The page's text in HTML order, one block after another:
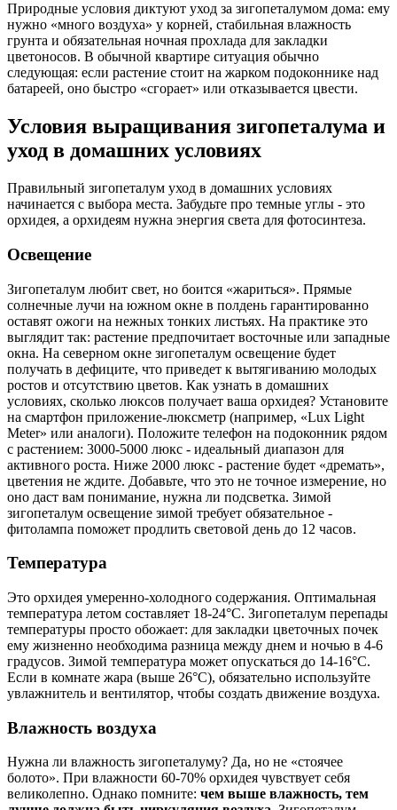
Природные условия диктуют уход за зигопеталумом дома: ему
нужно «много воздуха» у корней, стабильная влажность
грунта и обязательная ночная прохлада для закладки
цветоносов. В обычной квартире ситуация обычно
следующая: если растение стоит на жарком подоконнике над
батареей, оно быстро «сгорает» или отказывается цвести.
Условия выращивания зигопеталума и
уход в домашних условиях
Правильный зигопеталум уход в домашних условиях
начинается с выбора места. Забудьте про темные углы - это
орхидея, а орхидеям нужна энергия света для фотосинтеза.
Освещение
Зигопеталум любит свет, но боится «жариться». Прямые
солнечные лучи на южном окне в полдень гарантированно
оставят ожоги на нежных тонких листьях. На практике это
выглядит так: растение предпочитает восточные или западные
окна. На северном окне зигопеталум освещение будет
получать в дефиците, что приведет к вытягиванию молодых
ростов и отсутствию цветов. Как узнать в домашних
условиях, сколько люксов получает ваша орхидея? Установите
на смартфон приложение-люксметр (например, «Lux Light
Meter» или аналоги). Положите телефон на подоконник рядом
с растением: 3000-5000 люкс - идеальный диапазон для
активного роста. Ниже 2000 люкс - растение будет «дремать»,
цветения не ждите. Добавьте, что это не точное измерение, но
оно даст вам понимание, нужна ли подсветка. Зимой
зигопеталум освещение зимой требует обязательное -
фитолампа поможет продлить световой день до 12 часов.
Температура
Это орхидея умеренно-холодного содержания. Оптимальная
температура летом составляет 18-24°C. Зигопеталум перепады
температуры просто обожает: для закладки цветочных почек
ему жизненно необходима разница между днем и ночью в 4-6
градусов. Зимой температура может опускаться до 14-16°C.
Если в комнате жара (выше 26°C), обязательно используйте
увлажнитель и вентилятор, чтобы создать движение воздуха.
Влажность воздуха
Нужна ли влажность зигопеталуму? Да, но не «стоячее
болото». При влажности 60-70% орхидея чувствует себя
великолепно. Однако помните: чем выше влажность, тем